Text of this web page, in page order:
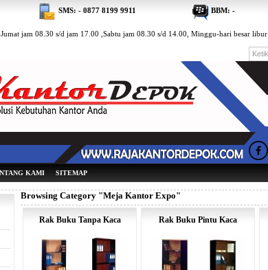
jam 08.30 s/d jam 17.00 ,Sabtu jam 08.30 s/d 14.00, Minggu-hari besar libur
KAMI
SITEMAP
Browsing Category "Meja Kantor Expo"
Rak Buku Tanpa Kaca Rak Buku Pintu Kaca
SMS: - 0877 8199 9911 BBM: -